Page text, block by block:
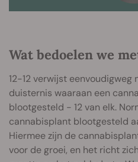
Wat bedoelen we
12-12 verwijst eenvoudigweg
duisternis waaraan een
blootgesteld - 12 van elk.
cannabisplant blootgesteld
Hiermee zijn de
voor de groei, en het richt